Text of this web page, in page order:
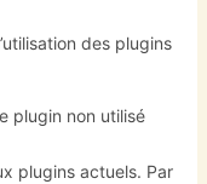
des plugins
plugin non utilisé
plugins actuels. Par